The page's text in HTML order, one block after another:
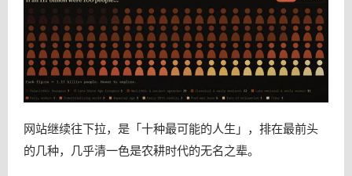
网站继续往下拉，是「十种最可能的人生」，排在最前头
的几种，几乎清一色是农耕时代的无名之辈。